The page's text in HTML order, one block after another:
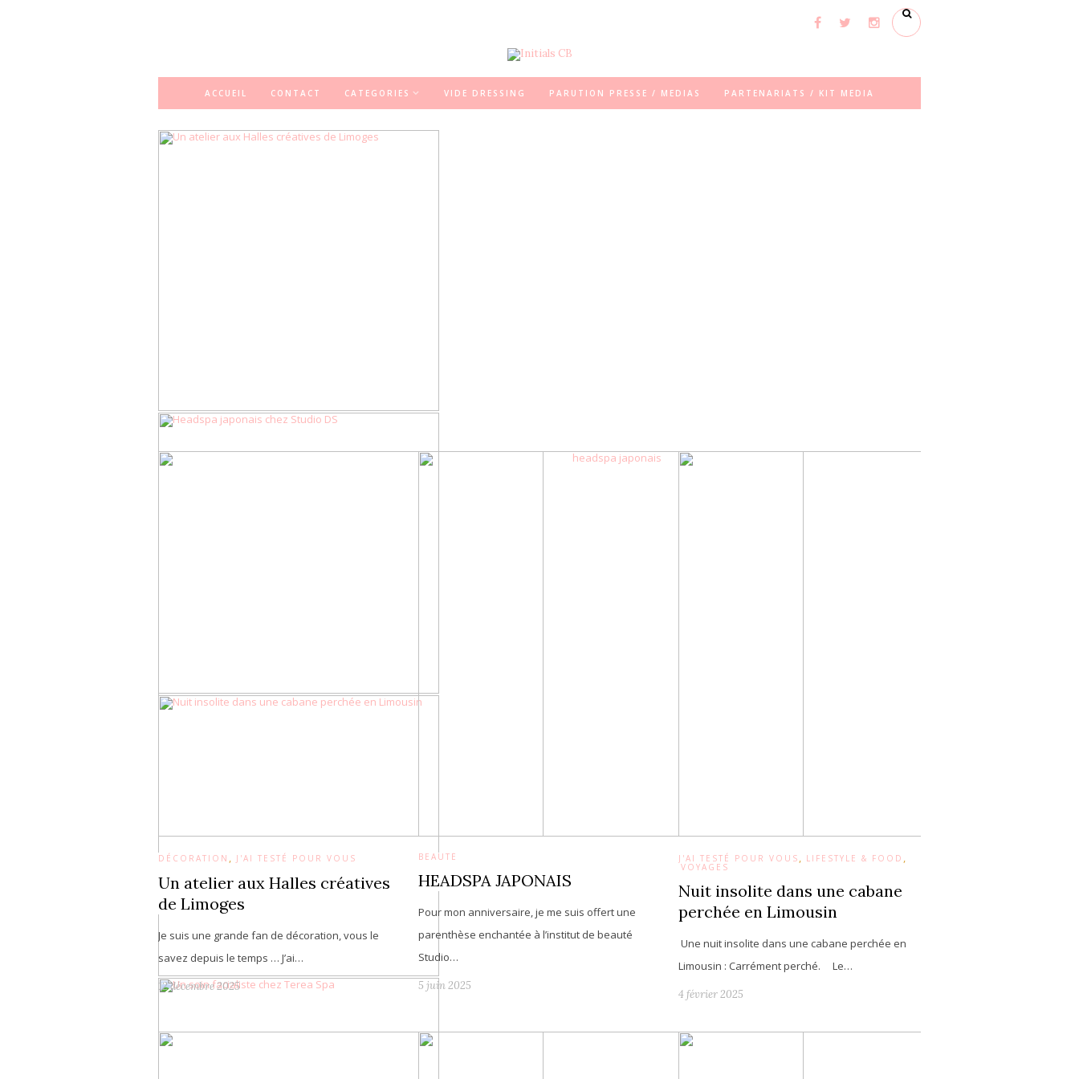
ACCUEIL CONTACT CATEGORIES VIDE DRESSING PARUTION PRESSE / MEDIAS PARTENARIATS / KIT MEDIA
DÉCORATION , J'AI TESTÉ POUR VOUS
Un atelier aux Halles créatives
de Limoges
Je suis une grande fan de décoration, vous le
savez depuis le temps … J’ai…
12 décembre 2025
BEAUTÉ
HEADSPA JAPONAIS
Pour mon anniversaire, je me suis offert une
parenthèse enchantée à l’institut de beauté
Studio…
5 juin 2025
J'AI TESTÉ POUR VOUS , LIFESTYLE & FOOD ,
VOYAGES
Nuit insolite dans une cabane
perchée en Limousin
Une nuit insolite dans une cabane perchée en
Limousin : Carrément perché. Le…
4 février 2025